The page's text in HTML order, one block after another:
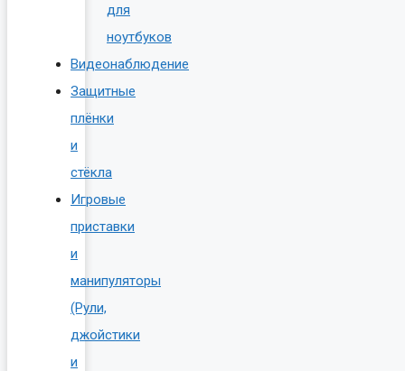
для
ноутбуков
Видеонаблюдение
Защитные
плёнки
и
стёкла
Игровые
приставки
и
манипуляторы
(Рули,
джойстики
и